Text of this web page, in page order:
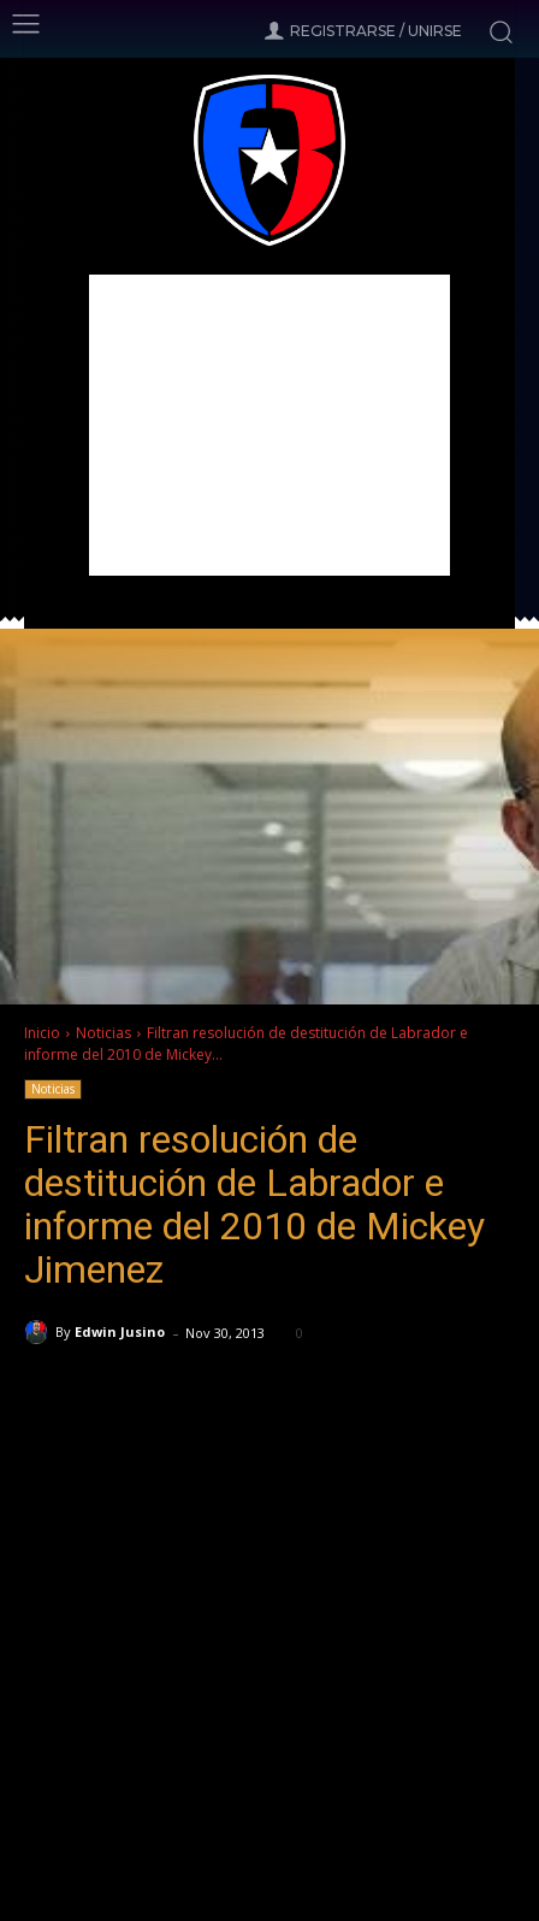
REGISTRARSE / UNIRSE
Inicio Noticias
Filtran resolución de destitución de Labrador e
informe del 2010 de Mickey...
Noticias
Filtran resolución de
destitución de Labrador e
informe del 2010 de Mickey
Jimenez
By Edwin Jusino - Nov 30, 2013 0